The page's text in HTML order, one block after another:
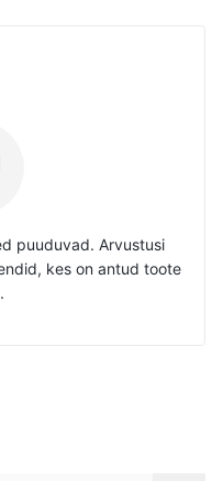
puuduvad. Arvustusi
kes on antud toote